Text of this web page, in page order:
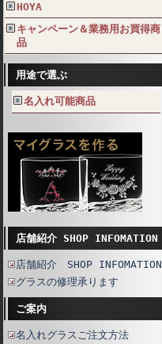
HOYA
キャンペーン＆業務用お買得商
品
用途で選ぶ
名入れ可能商品
店舗紹介 SHOP INFOMATION
店舗紹介 SHOP INFOMATION
グラスの修理承ります
ご案内
名入れグラスご注文方法